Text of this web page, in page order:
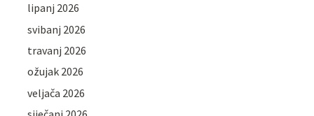
lipanj 2026
svibanj 2026
travanj 2026
ožujak 2026
veljača 2026